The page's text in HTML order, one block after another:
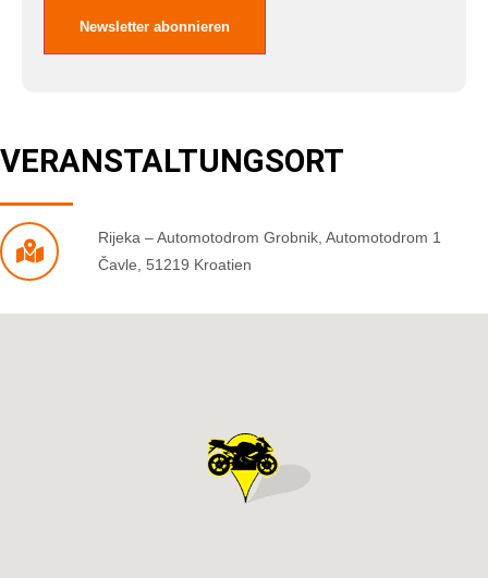
VERANSTALTUNGSORT
Rijeka – Automotodrom Grobnik, Automotodrom 1
Čavle
51219 Kroatien